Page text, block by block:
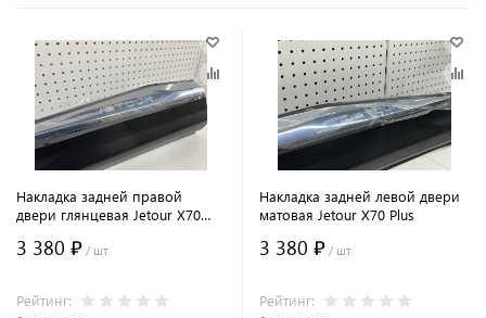
Накладка задней правой
двери глянцевая Jetour X70
3 380 ₽ / шт
Рейтинг:
Накладка задней левой двери
матовая Jetour X70 Plus
3 380 ₽ / шт
Рейтинг: